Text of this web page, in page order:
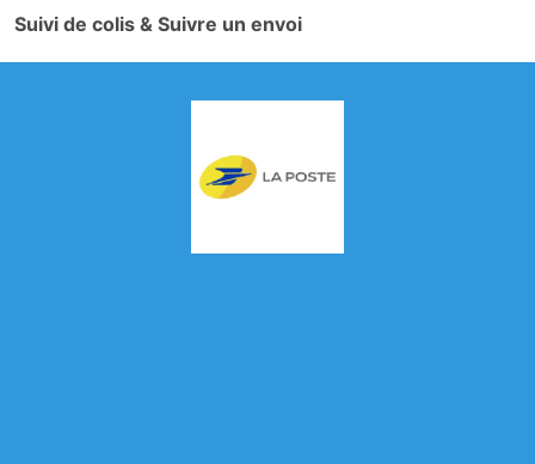
Suivi de colis & Suivre un envoi